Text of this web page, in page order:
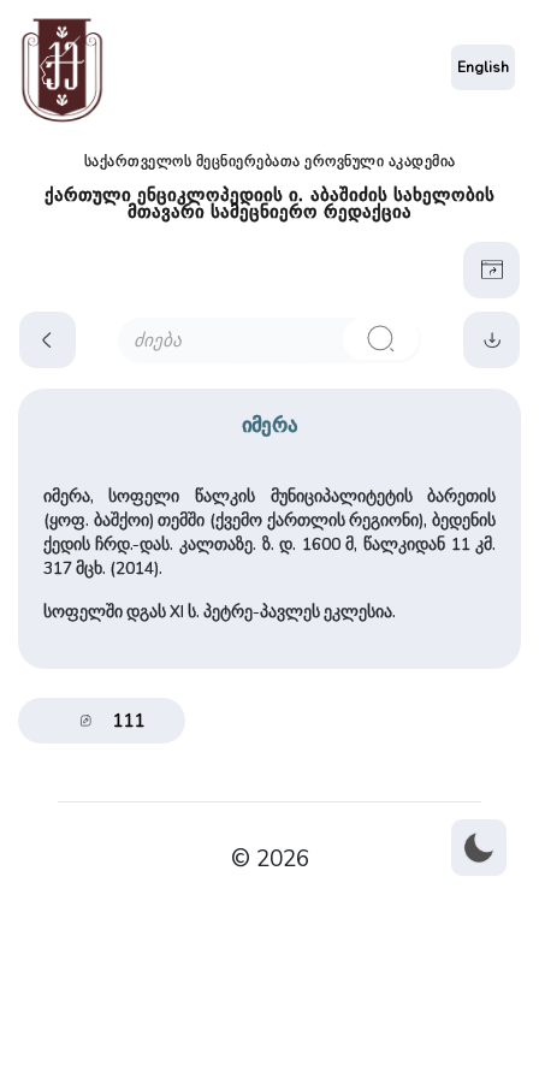
საქართველოს მეცნიერებათა ეროვნული აკადემია
ქართული ენციკლოპედიის ი. აბაშიძის სახელობის
მთავარი სამეცნიერო რედაქცია
English
იმერა
იმერა, სოფელი წალკის მუ­ნი­ციპა­ლი­ტე­ტის ბარეთის
(ყოფ. ბაშქოი) თემში (ქვემო ქართლის რეგიონი), ბედენის
ქედის ჩრდ.-დას. კალ­თა­ზე. ზ. დ. 1600 მ, წალკიდან 11 კმ.
317 მცხ. (2014).
სოფელში დგას XI ს. პეტრე-პავლეს ეკლესია.
111
© 2026